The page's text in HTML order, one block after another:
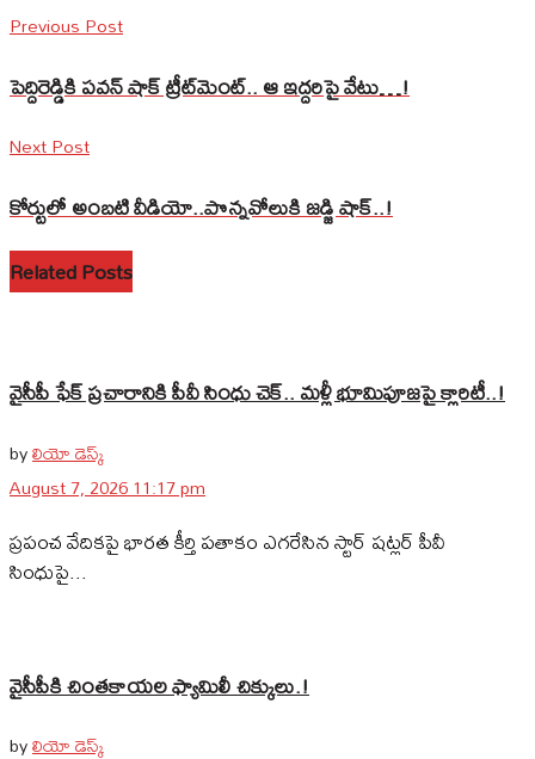
Previous Post
పెద్దిరెడ్డికి పవన్‌ షాక్ ట్రీట్‌మెంట్‌.. ఆ ఇద్దరిపై వేటు…!
Next Post
కోర్టులో అంబటి వీడియో..పొన్నవోలుకి జడ్జి షాక్‌..!
Related Posts
వైసీపీ ఫేక్ ప్రచారానికి పీవీ సింధు చెక్.. మళ్లీ భూమిపూజపై క్లారిటీ..!
byలియో డెస్క్
August 7, 2026 11:17 pm
ప్రపంచ వేదికపై భారత కీర్తి పతాకం ఎగరేసిన స్టార్ షట్లర్ పీవీ
సింధుపై...
వైసీపీకి చింతకాయల ఫ్యామిలీ చిక్కులు.!
byలియో డెస్క్